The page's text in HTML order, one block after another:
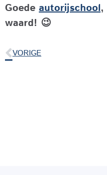
Goede autorijschool,
waard! 😉
VORIGE